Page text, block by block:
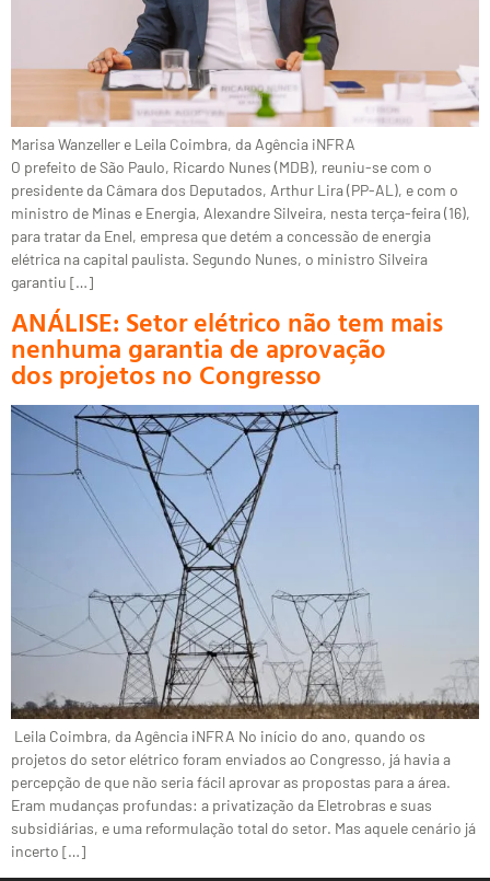
Marisa Wanzeller e Leila Coimbra, da Agência iNFRA
O prefeito de São Paulo, Ricardo Nunes (MDB), reuniu-se com o
presidente da Câmara dos Deputados, Arthur Lira (PP-AL), e com o
ministro de Minas e Energia, Alexandre Silveira, nesta terça-feira (16),
para tratar da Enel, empresa que detém a concessão de energia
elétrica na capital paulista. Segundo Nunes, o ministro Silveira
garantiu […]
ANÁLISE: Setor elétrico não tem mais
nenhuma garantia de aprovação
dos projetos no Congresso
Leila Coimbra, da Agência iNFRA No início do ano, quando os
projetos do setor elétrico foram enviados ao Congresso, já havia a
percepção de que não seria fácil aprovar as propostas para a área.
Eram mudanças profundas: a privatização da Eletrobras e suas
subsidiárias, e uma reformulação total do setor. Mas aquele cenário já
incerto […]